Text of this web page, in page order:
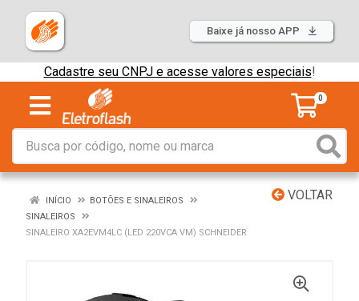
Baixe já nosso APP
Cadastre seu CNPJ e acesse valores especiais!
0
VOLTAR
INÍCIO
BOTÕES E SINALEIROS
SINALEIROS
SINALEIRO XA2EVM4LC (LED 220VCA VM) SCHNEIDER